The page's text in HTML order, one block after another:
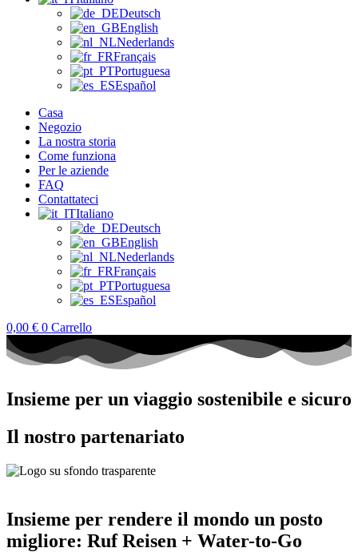
Deutsch
English
Nederlands
Français
Portuguesa
Español
Casa
Negozio
La nostra storia
Come funziona
Per le aziende
FAQ
Contattateci
Italiano
Deutsch
English
Nederlands
Français
Portuguesa
Español
0,00 € 0 Carrello
Insieme per un viaggio sostenibile e sicuro
Il nostro partenariato
Insieme per rendere il mondo un posto
migliore: Ruf Reisen + Water-to-Go